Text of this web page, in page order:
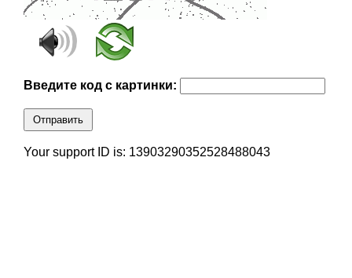
Введите код с картинки:
Отправить
Your support ID is: 13903290352528488043